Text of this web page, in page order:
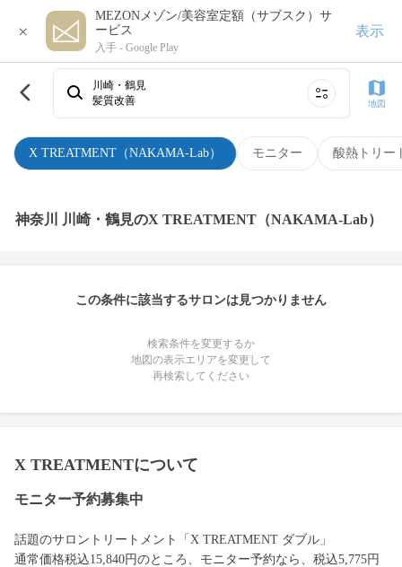
×
MEZONメゾン/美容室定額（サブスク）サ
ービス
入手 - Google Play
表示
X TREATMENT（NAKAMA-Lab） モニター 酸熱トリー
川崎・鶴見
髪質改善
地図
神奈川 川崎・鶴見のX TREATMENT（NAKAMA-Lab）
この条件に該当するサロンは見つかりません
検索条件を変更するか
地図の表示エリアを変更して
再検索してください
X TREATMENTについて
モニター予約募集中
話題のサロントリートメント「X TREATMENT ダブル」
通常価格税込15,840円のところ、モニター予約なら、税込5,775円